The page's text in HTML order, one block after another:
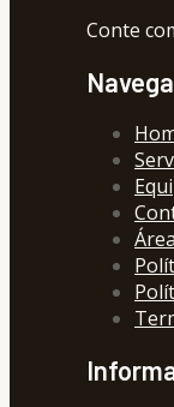
Conte